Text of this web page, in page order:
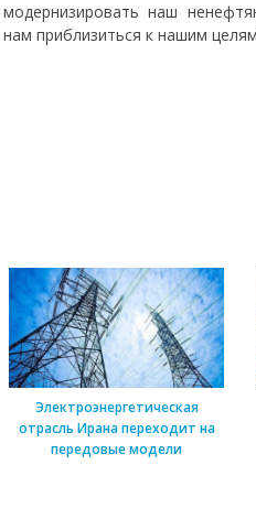
наш
приблизиться к нашим
Электроэнергетическая
отрасль Ирана переходит на
передовые модели